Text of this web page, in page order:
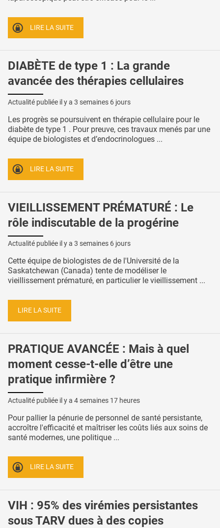
LIRE LA SUITE
DIABÈTE de type 1 : La grande
avancée des thérapies cellulaires
Actualité publiée il y a 3 semaines 6 jours
Les progrès se poursuivent en thérapie cellulaire pour le
diabète de type 1 . Pour preuve, ces travaux menés par une
équipe de biologistes et d’endocrinologues ...
LIRE LA SUITE
VIEILLISSEMENT PRÉMATURÉ : Le
rôle indiscutable de la progérine
Actualité publiée il y a 3 semaines 6 jours
Cette équipe de biologistes de de l'Université de la
Saskatchewan (Canada) tente de modéliser le
vieillissement prématuré, en particulier le vieillissement ...
LIRE LA SUITE
PRATIQUE AVANCÉE : Mais à quel
moment cesse-t-elle d’être une
pratique infirmière ?
Actualité publiée il y a 4 semaines 17 heures
Pour pallier la pénurie de personnel de santé persistante,
accroître l'efficacité et maîtriser les coûts liés aux soins de
santé modernes, une politique ...
LIRE LA SUITE
VIH : 95% des virémies persistantes
sous TARV dues à des copies